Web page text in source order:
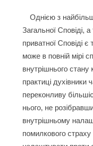
Однією з
Загальної Сповіді,
приватної Сповіді
може в повній мірі
внутрішнього
практиці
переконливу
нього, не
внутрішньому
помилкового